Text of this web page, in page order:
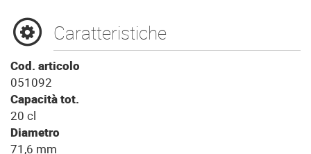
Caratteristiche
Cod. articolo
051092
Capacità tot.
20 cl
Diametro
71,6 mm